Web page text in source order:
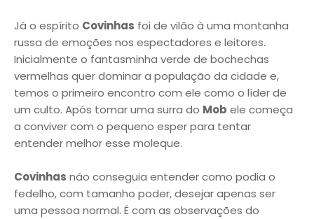
Já o espírito Covinhas foi de vilão à uma montanha
russa de emoções nos espectadores e leitores.
Inicialmente o fantasminha verde de bochechas
vermelhas quer dominar a população da cidade e,
temos o primeiro encontro com ele como o líder de
um culto. Após tomar uma surra do Mob ele começa
a conviver com o pequeno esper para tentar
entender melhor esse moleque.
Covinhas não conseguia entender como podia o
fedelho, com tamanho poder, desejar apenas ser
uma pessoa normal. É com as observações do